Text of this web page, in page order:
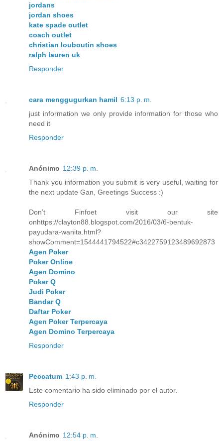
jordans
jordan shoes
kate spade outlet
coach outlet
christian louboutin shoes
ralph lauren uk
Responder
cara menggugurkan hamil 6:13 p. m.
just information we only provide information for those who
need it
Responder
Anónimo 12:39 p. m.
Thank you information you submit is very useful, waiting for
the next update Gan, Greetings Success :)
Don’t Finfoet visit our site
onhttps://clayton88.blogspot.com/2016/03/6-bentuk-
payudara-wanita.html?
showComment=1544441794522#c3422759123489692873
Agen Poker
Poker Online
Agen Domino
Poker Q
Judi Poker
Bandar Q
Daftar Poker
Agen Poker Terpercaya
Agen Domino Terpercaya
Responder
Peccatum 1:43 p. m.
Este comentario ha sido eliminado por el autor.
Responder
Anónimo 12:54 p. m.